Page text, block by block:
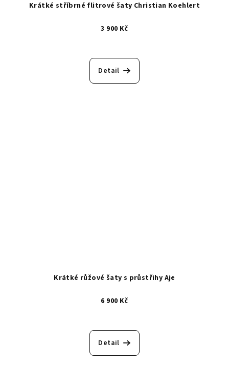
Krátké stříbrné flitrové šaty Christian Koehlert
3 900 Kč
Detail
Krátké růžové šaty s průstřihy Aje
6 900 Kč
Detail